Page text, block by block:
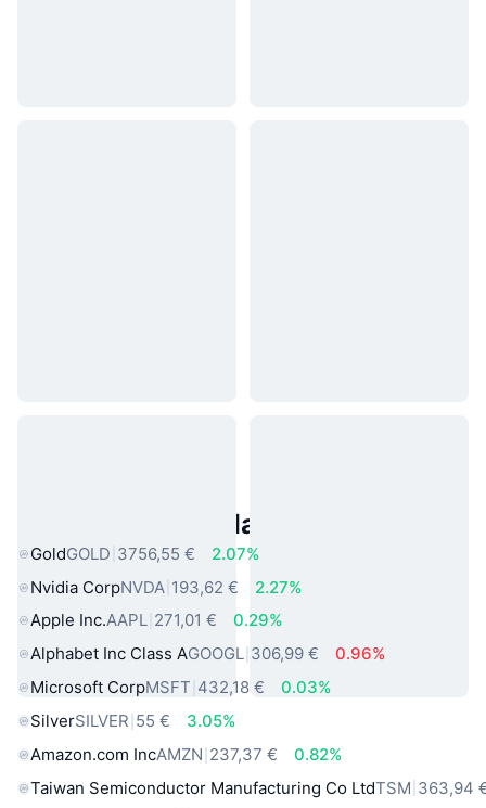
Asset reali popolari
GoldGOLD 3756,55 €
2.07%
Nvidia CorpNVDA 193,62 €
2.27%
Apple Inc.AAPL 271,01 €
0.29%
Alphabet Inc Class AGOOGL 306,99 €
0.96%
Microsoft CorpMSFT 432,18 €
0.03%
SilverSILVER 55 €
3.05%
Amazon.com IncAMZN 237,37 €
0.82%
Taiwan Semiconductor Manufacturing Co LtdTSM 363,94